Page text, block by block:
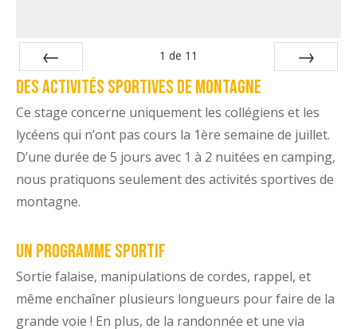
Préc
1 de 11
Des activités sportives de montagne
Ce stage concerne uniquement les collégiens et les
lycéens qui n’ont pas cours la 1ère semaine de juillet.
D’une durée de 5 jours avec 1 à 2 nuitées en camping,
nous pratiquons seulement des activités sportives de
montagne.
Un programme sportif
Sortie falaise, manipulations de cordes, rappel, et
même enchaîner plusieurs longueurs pour faire de la
grande voie ! En plus, de la randonnée et une via